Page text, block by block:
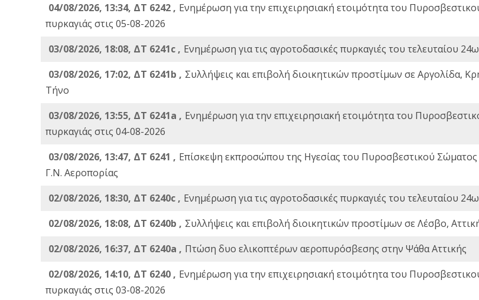
04/08/2026, 13:34, ΔΤ 6242 , Ενημέρωση για την επιχειρησιακή ετοιμότητα του
πυρκαγιάς στις 05-08-2026
03/08/2026, 18:08, ΔΤ 6241c , Ενημέρωση για τις αγροτοδασικές πυρκαγιές του τελευταίου
03/08/2026, 17:02, ΔΤ 6241b , Συλλήψεις και επιβολή διοικητικών προστίμων σε Αργολίδα,
Τήνο
03/08/2026, 13:55, ΔΤ 6241a , Ενημέρωση για την επιχειρησιακή ετοιμότητα του
πυρκαγιάς στις 04-08-2026
03/08/2026, 13:47, ΔΤ 6241 , Επίσκεψη εκπροσώπου της Ηγεσίας του Πυροσβεστικού
Γ.Ν. Αεροπορίας
02/08/2026, 18:30, ΔΤ 6240c , Ενημέρωση για τις αγροτοδασικές πυρκαγιές του τελευταίου
02/08/2026, 18:08, ΔΤ 6240b , Συλλήψεις και επιβολή διοικητικών προστίμων σε Λέσβο,
02/08/2026, 16:37, ΔΤ 6240a , Πτώση δυο ελικοπτέρων αεροπυρόσβεσης στην Ψάθα Αττικής
02/08/2026, 14:10, ΔΤ 6240 , Ενημέρωση για την επιχειρησιακή ετοιμότητα του
πυρκαγιάς στις 03-08-2026